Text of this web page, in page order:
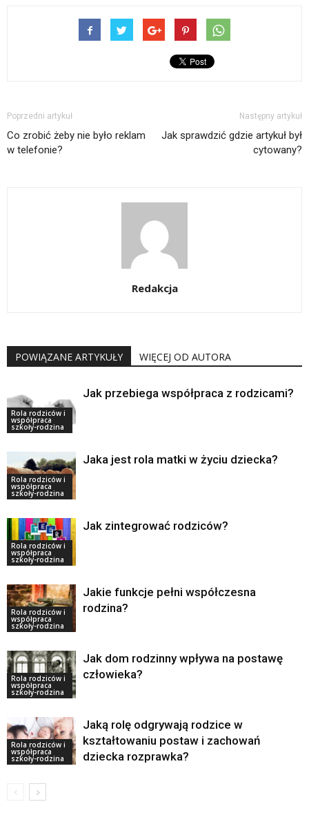
Poprzedni artykuł
Co zrobić żeby nie było reklam
w telefonie?
Następny artykuł
Jak sprawdzić gdzie artykuł był
cytowany?
Redakcja
POWIĄZANE ARTYKUŁY WIĘCEJ OD AUTORA
Rola rodziców i
współpraca
szkoły-rodzina
Jak przebiega współpraca z rodzicami?
Rola rodziców i
współpraca
szkoły-rodzina
Jaka jest rola matki w życiu dziecka?
Rola rodziców i
współpraca
szkoły-rodzina
Jak zintegrować rodziców?
Rola rodziców i
współpraca
szkoły-rodzina
Jakie funkcje pełni współczesna
rodzina?
Rola rodziców i
współpraca
szkoły-rodzina
Jak dom rodzinny wpływa na postawę
człowieka?
Rola rodziców i
współpraca
szkoły-rodzina
Jaką rolę odgrywają rodzice w
kształtowaniu postaw i zachowań
dziecka rozprawka?